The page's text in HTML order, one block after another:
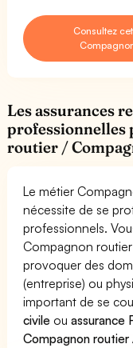
Consultez
Les assurances
professionnelles
routier /
Le métier
nécessite de se
professionnels.
Compagnon
provoquer des
(entreprise) ou
important de se
civile ouassurance
Compagnon